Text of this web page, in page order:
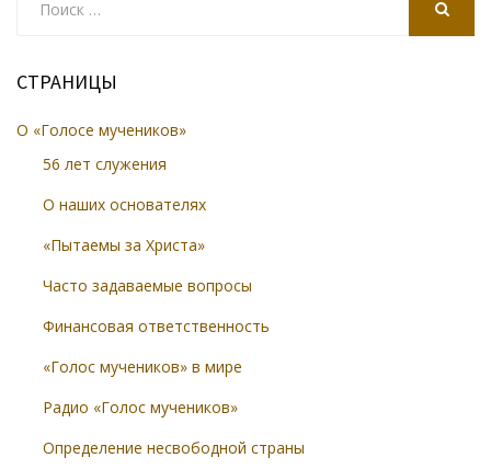
СТРАНИЦЫ
О «Голосе мучеников»
56 лет служения
О наших основателях
«Пытаемы за Христа»
Часто задаваемые вопросы
Финансовая ответственность
«Голос мучеников» в мире
Радио «Голос мучеников»
Определение несвободной страны